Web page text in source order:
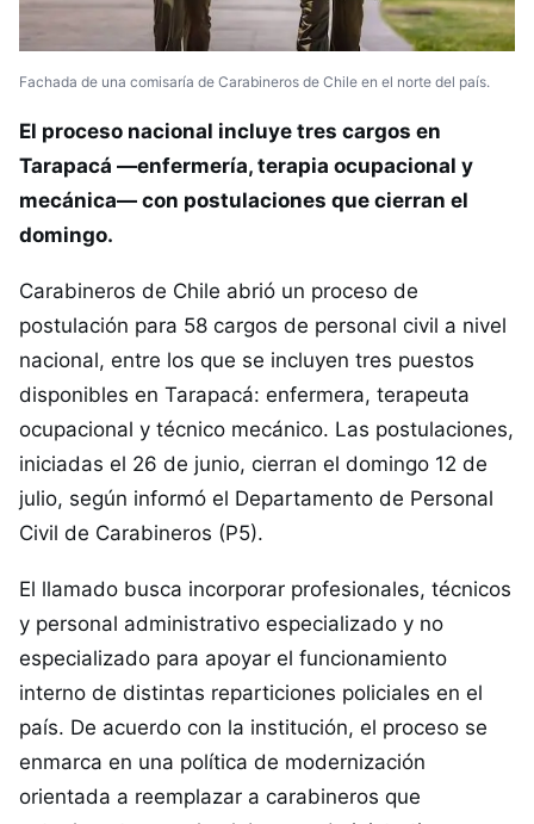
Fachada de una comisaría de Carabineros de Chile en el norte del país.
El proceso nacional incluye tres cargos en
Tarapacá —enfermería, terapia ocupacional y
mecánica— con postulaciones que cierran el
domingo.
Carabineros de Chile abrió un proceso de
postulación para 58 cargos de personal civil a nivel
nacional, entre los que se incluyen tres puestos
disponibles en Tarapacá: enfermera, terapeuta
ocupacional y técnico mecánico. Las postulaciones,
iniciadas el 26 de junio, cierran el domingo 12 de
julio, según informó el Departamento de Personal
Civil de Carabineros (P5).
El llamado busca incorporar profesionales, técnicos
y personal administrativo especializado y no
especializado para apoyar el funcionamiento
interno de distintas reparticiones policiales en el
país. De acuerdo con la institución, el proceso se
enmarca en una política de modernización
orientada a reemplazar a carabineros que